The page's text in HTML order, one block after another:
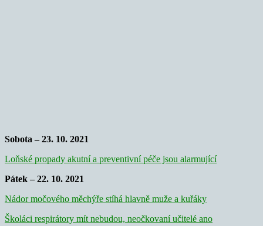
Sobota – 23. 10. 2021
Loňské propady akutní a preventivní péče jsou alarmující
Pátek – 22. 10. 2021
Nádor močového měchýře stíhá hlavně muže a kuřáky
Školáci respirátory mít nebudou, neočkovaní učitelé ano